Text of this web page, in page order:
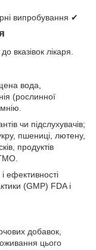
випробування ✔
вказівок лікаря.
вода,
(рослинної
чи підслухувачів;
пшениці, лютену,
продуктів
ГМО.
ефективності
(GMP) FDA і
добавок,
цього